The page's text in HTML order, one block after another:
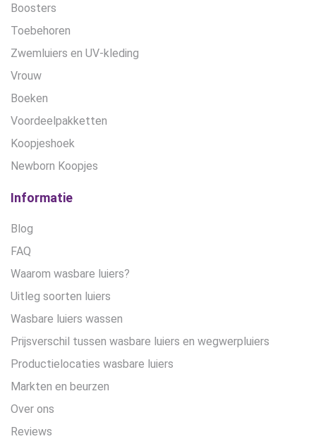
Boosters
Toebehoren
Zwemluiers en UV-kleding
Vrouw
Boeken
Voordeelpakketten
Koopjeshoek
Newborn Koopjes
Informatie
Blog
FAQ
Waarom wasbare luiers?
Uitleg soorten luiers
Wasbare luiers wassen
Prijsverschil tussen wasbare luiers en wegwerpluiers
Productielocaties wasbare luiers
Markten en beurzen
Over ons
Reviews